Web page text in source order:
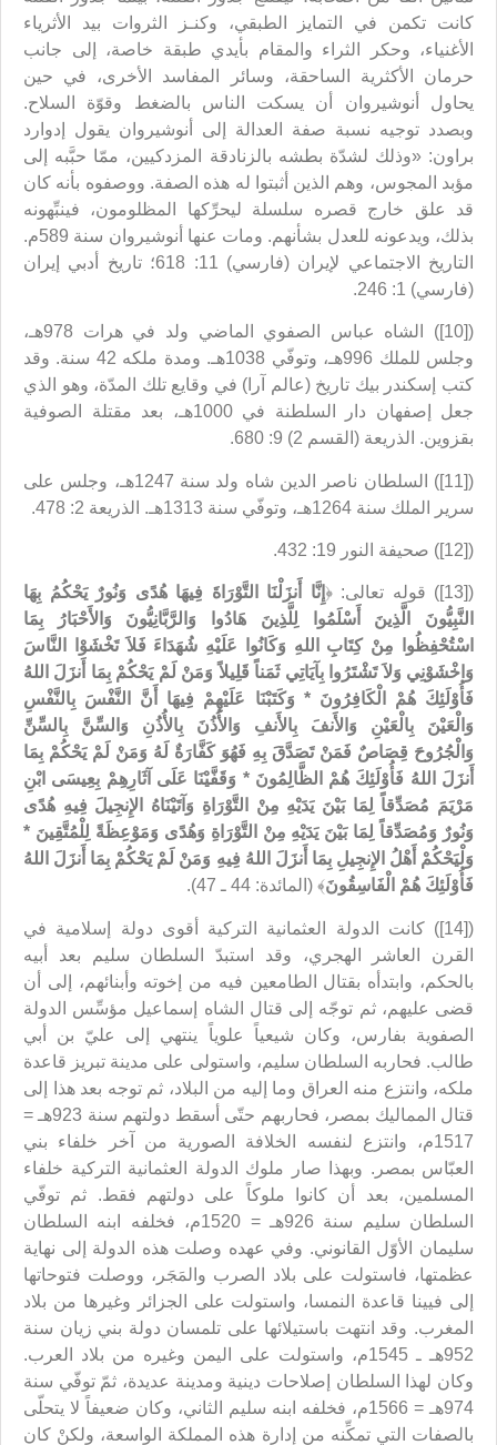
كانت تكمن في التمايز الطبقي، وكنـز الثروات بيد الأثرياء
الأغنياء، وحكر الثراء والمقام بأيدي طبقة خاصة، إلى جانب
حرمان الأكثرية الساحقة، وسائر المفاسد الأخرى، في حين
يحاول أنوشيروان أن يسكت الناس بالضغط وقوّة السلاح.
وبصدد توجيه نسبة صفة العدالة إلى أنوشيروان يقول إدوارد
براون: «وذلك لشدّة بطشه بالزنادقة المزدكيين، ممّا حبَّبه إلى
مؤبد المجوس، وهم الذين أثبتوا له هذه الصفة. ووصفوه بأنه كان
قد علق خارج قصره سلسلة ليحرِّكها المظلومون، فينبِّهونه
بذلك، ويدعونه للعدل بشأنهم. ومات عنها أنوشيروان سنة 589م.
التاريخ الاجتماعي لإيران (فارسي) 11: 618؛ تاريخ أدبي إيران
(فارسي) 1: 246.
([10]) الشاه عباس الصفوي الماضي ولد في هرات 978هـ،
وجلس للملك 996هـ، وتوفّي 1038هـ. ومدة ملكه 42 سنة. وقد
كتب إسكندر بيك تاريخ (عالم آرا) في وقايع تلك المدّة، وهو الذي
جعل إصفهان دار السلطنة في 1000هـ، بعد مقتلة الصوفية
بقزوين. الذريعة (القسم 2) 9: 680.
([11]) السلطان ناصر الدين شاه ولد سنة 1247هـ، وجلس على
سرير الملك سنة 1264هـ، وتوفّي سنة 1313هـ. الذريعة 2: 478.
([12]) صحيفة النور 19: 432.
([13]) قوله تعالى: ﴿
إِنَّا أَنزَلْنَا التَّوْرَاةَ فِيهَا هُدًى وَنُورٌ يَحْكُمُ بِهَا
النَّبِيُّونَ الَّذِينَ أَسْلَمُوا لِلَّذِينَ هَادُوا وَالرَّبَّانِيُّونَ وَالأَحْبَارُ بِمَا
اسْتُحْفِظُوا مِنْ كِتَابِ اللهِ وَكَانُوا عَلَيْهِ شُهَدَاءَ فَلاَ تَخْشَوْا النَّاسَ
وَاخْشَوْنِي وَلاَ تَشْتَرُوا بِآيَاتِي ثَمَناً قَلِيلاً وَمَنْ لَمْ يَحْكُمْ بِمَا أَنزَلَ اللهُ
فَأُوْلَئِكَ هُمْ الْكَافِرُونَ* وَكَتَبْنَا عَلَيْهِمْ فِيهَا أَنَّ النَّفْسَ بِالنَّفْسِ
وَالْعَيْنَ بِالْعَيْنِ وَالأَنفَ بِالأَنفِ وَالأُذُنَ بِالأُذُنِ وَالسِّنَّ بِالسِّنِّ
وَالْجُرُوحَ قِصَاصٌ فَمَنْ تَصَدَّقَ بِهِ فَهُوَ كَفَّارَةٌ لَهُ وَمَنْ لَمْ يَحْكُمْ بِمَا
أَنزَلَ اللهُ فَأُوْلَئِكَ هُمْ الظَّالِمُونَ* وَقَفَّيْنَا عَلَى آثَارِهِمْ بِعِيسَى ابْنِ
مَرْيَمَ مُصَدِّقاً لِمَا بَيْنَ يَدَيْهِ مِنْ التَّوْرَاةِ وَآتَيْنَاهُ الإِنجِيلَ فِيهِ هُدًى
وَنُورٌ وَمُصَدِّقاً لِمَا بَيْنَ يَدَيْهِ مِنْ التَّوْرَاةِ وَهُدًى وَمَوْعِظَةً لِلْمُتَّقِينَ *
وَلْيَحْكُمْ أَهْلُ الإِنجِيلِ بِمَا أَنزَلَ اللهُ فِيهِ وَمَنْ لَمْ يَحْكُمْ بِمَا أَنزَلَ اللهُ
فَأُوْلَئِكَ هُمْ الْفَاسِقُونَ﴾ (المائدة: 44 ـ 47).
([14]) كانت الدولة العثمانية التركية أقوى دولة إسلامية في
القرن العاشر الهجري، وقد استبدّ السلطان سليم بعد أبيه
بالحكم، وابتدأه بقتال الطامعين فيه من إخوته وأبنائهم، إلى أن
قضى عليهم، ثم توجّه إلى قتال الشاه إسماعيل مؤسِّس الدولة
الصفوية بفارس، وكان شيعياً علوياً ينتهي إلى عليّ بن أبي
طالب. فحاربه السلطان سليم، واستولى على مدينة تبريز قاعدة
ملكه، وانتزع منه العراق وما إليه من البلاد، ثم توجه بعد هذا إلى
قتال المماليك بمصر، فحاربهم حتّى أسقط دولتهم سنة 923هـ‍ =
1517م، وانتزع لنفسه الخلافة الصورية من آخر خلفاء بني
العبّاس بمصر. وبهذا صار ملوك الدولة العثمانية التركية خلفاء
المسلمين، بعد أن كانوا ملوكاً على دولتهم فقط. ثم توفّي
السلطان سليم سنة 926هـ = 1520م، فخلفه ابنه السلطان
سليمان الأوّل القانوني. وفي عهده وصلت هذه الدولة إلى نهاية
عظمتها، فاستولت على بلاد الصرب والمَجَر، ووصلت فتوحاتها
إلى فيينا قاعدة النمسا، واستولت على الجزائر وغيرها من بلاد
المغرب. وقد انتهت باستيلائها على تلمسان دولة بني زيان سنة
952هـ ـ 1545م، واستولت على اليمن وغيره من بلاد العرب.
وكان لهذا السلطان إصلاحات دينية ومدينة عديدة، ثمّ توفّي سنة
974هـ = 1566م، فخلفه ابنه سليم الثاني، وكان ضعيفاً لا يتحلّى
بالصفات التي تمكِّنه من إدارة هذه المملكة الواسعة، ولكنْ كان